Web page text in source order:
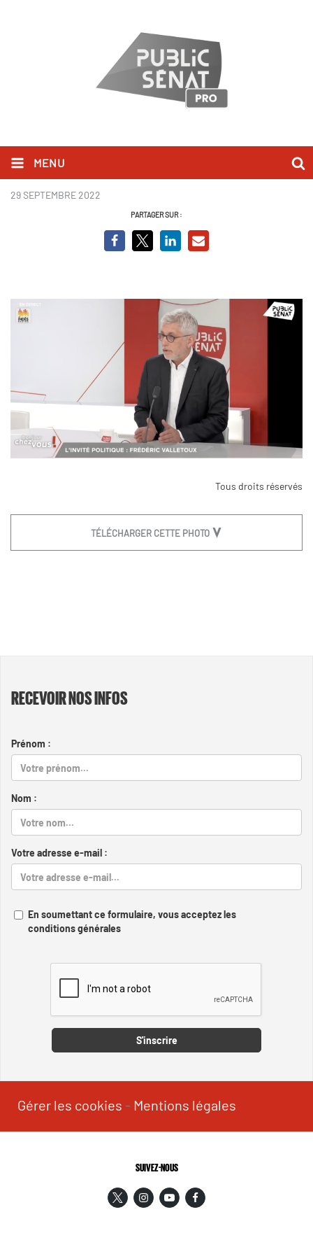
MENU
Frédéric Valletoux - BCVO
29 SEPTEMBRE 2022
PARTAGER SUR :
Tous droits réservés
TÉLÉCHARGER CETTE PHOTO
RECEVOIR NOS INFOS
Prénom :
Nom :
Votre adresse e-mail :
En soumettant ce formulaire, vous acceptez les
conditions générales
S'inscrire
Gérer les cookies - Mentions légales
SUIVEZ-NOUS